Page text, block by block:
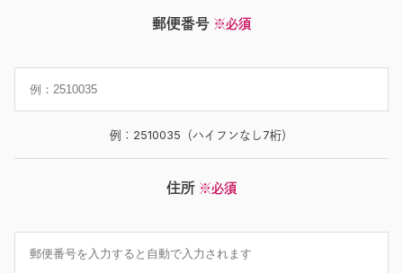
郵便番号 ※必須
例：2510035（ハイフンなし7桁）
住所 ※必須